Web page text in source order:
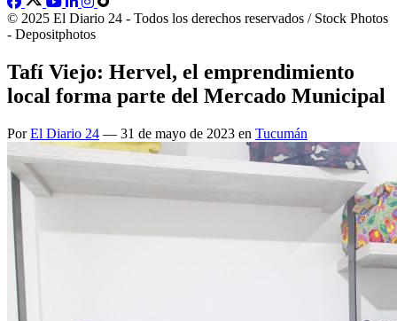
© 2025 El Diario 24 - Todos los derechos reservados / Stock Photos
- Depositphotos
Tafí Viejo: Hervel, el emprendimiento
local forma parte del Mercado Municipal
PorEl Diario 24 — 31 de mayo de 2023 en Tucumán